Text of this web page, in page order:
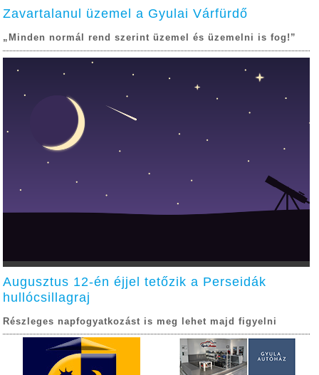
Zavartalanul üzemel a Gyulai Várfürdő
„Minden normál rend szerint üzemel és üzemelni is fog!”
Augusztus 12-én éjjel tetőzik a Perseidák
hullócsillagraj
Részleges napfogyatkozást is meg lehet majd figyelni